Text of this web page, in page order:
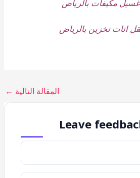
مكيفات بالرياض
اثاث تخزين بالرياض
المقالة التالية ←
Leave